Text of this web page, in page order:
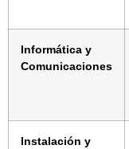
Informática y
Comunicaciones
Instalación y